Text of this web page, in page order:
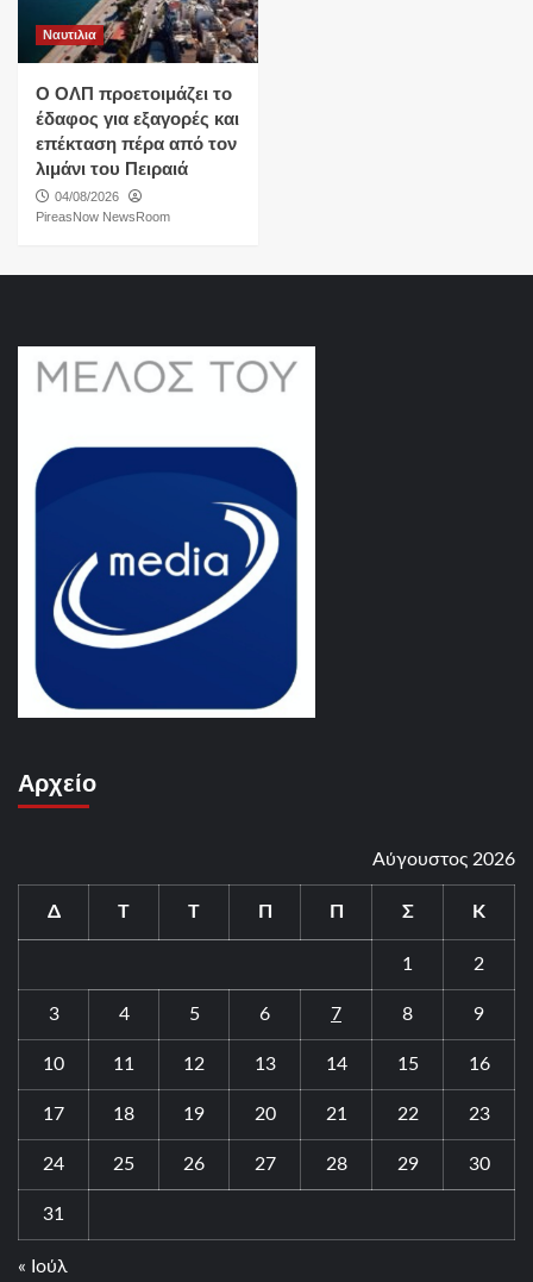
Ναυτιλια
O ΟΛΠ προετοιμάζει το
έδαφος για εξαγορές και
επέκταση πέρα από τον
λιμάνι του Πειραιά
04/08/2026
PireasNow NewsRoom
Αρχείο
Αύγουστος 2026
Δ Τ Τ Π Π Σ Κ
1 2
3 4 5 6 7 8 9
10 11 12 13 14 15 16
17 18 19 20 21 22 23
24 25 26 27 28 29 30
31
« Ιούλ